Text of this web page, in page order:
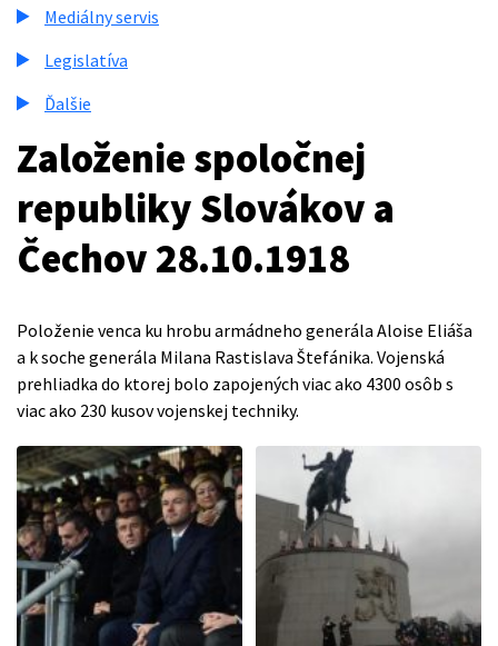
Mediálny servis
Legislatíva
Ďalšie
Založenie spoločnej
republiky Slovákov a
Čechov 28.10.1918
Položenie venca ku hrobu armádneho generála Aloise Eliáša
a k soche generála Milana Rastislava Štefánika. Vojenská
prehliadka do ktorej bolo zapojených viac ako 4300 osôb s
viac ako 230 kusov vojenskej techniky.